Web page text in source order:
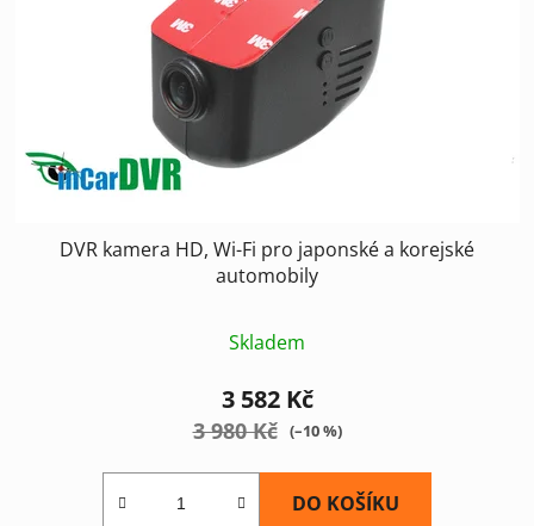
k
DVR kamera HD, Wi-Fi pro japonské a korejské
automobily
Skladem
3 582 Kč
3 980 Kč (–10 %)
DO KOŠÍKU